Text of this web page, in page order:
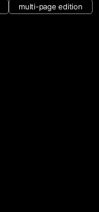
multi-page edition